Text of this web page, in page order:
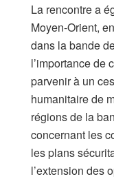
La rencontre a
Moyen-Orient,
dans la bande
l’importance de
parvenir à un
humanitaire de
régions de la
concernant les
les plans
l’extension des